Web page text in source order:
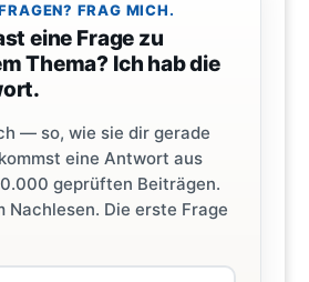
FRAG MICH.
eine Frage zu
Thema? Ich hab die
— so, wie sie dir gerade
eine Antwort aus
geprüften Beiträgen.
Nachlesen. Die erste Frage